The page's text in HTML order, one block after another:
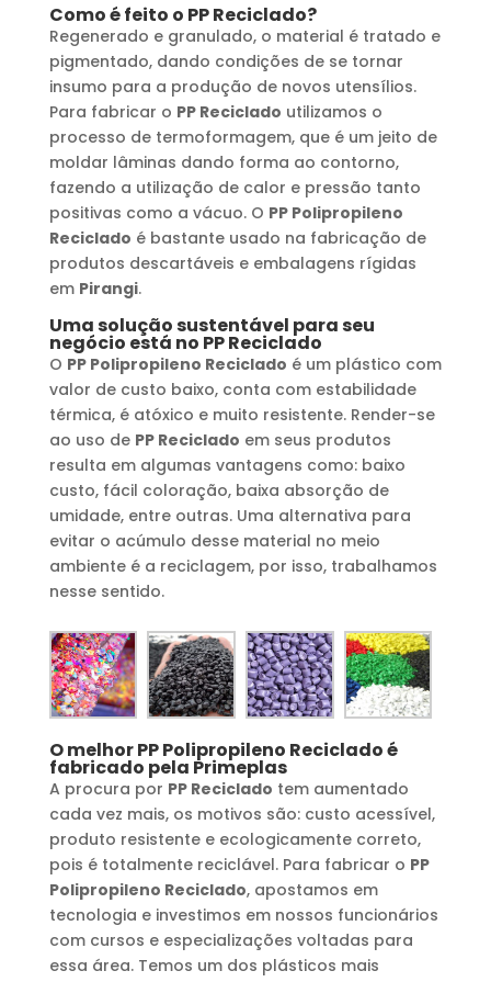
Como é feito o PP Reciclado?
Regenerado e granulado, o material é tratado e
pigmentado, dando condições de se tornar
insumo para a produção de novos utensílios.
Para fabricar o PP Reciclado utilizamos o
processo de termoformagem, que é um jeito de
moldar lâminas dando forma ao contorno,
fazendo a utilização de calor e pressão tanto
positivas como a vácuo. O PP Polipropileno
Reciclado é bastante usado na fabricação de
produtos descartáveis e embalagens rígidas
em Pirangi.
Uma solução sustentável para seu
negócio está no PP Reciclado
O PP Polipropileno Reciclado é um plástico com
valor de custo baixo, conta com estabilidade
térmica, é atóxico e muito resistente. Render-se
ao uso de PP Reciclado em seus produtos
resulta em algumas vantagens como: baixo
custo, fácil coloração, baixa absorção de
umidade, entre outras. Uma alternativa para
evitar o acúmulo desse material no meio
ambiente é a reciclagem, por isso, trabalhamos
nesse sentido.
O melhorPP Polipropileno Recicladoé
fabricado pela Primeplas
A procura por PP Reciclado tem aumentado
cada vez mais, os motivos são: custo acessível,
produto resistente e ecologicamente correto,
pois é totalmente reciclável. Para fabricar o PP
Polipropileno Reciclado, apostamos em
tecnologia e investimos em nossos funcionários
com cursos e especializações voltadas para
essa área. Temos um dos plásticos mais